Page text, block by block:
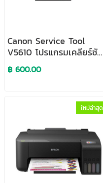
Canon Service Tool
V5610 โปรแกรมเคลียร์ซับ
หมึก Canon
฿ 600.00
ใหม่ล่าสุด